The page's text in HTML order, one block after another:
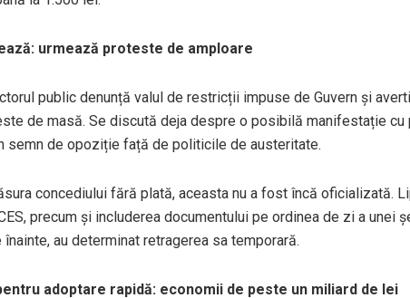
urmează proteste de amploare
public denunță valul de restricții impuse de Guvern și
de masă. Se discută deja despre o posibilă manifestație cu
semn de opoziție față de politicile de austeritate.
concediului fără plată, aceasta nu a fost încă oficializată.
precum și includerea documentului pe ordinea de zi a unei
au determinat retragerea sa temporară.
adoptare rapidă: economii de peste un miliard de lei